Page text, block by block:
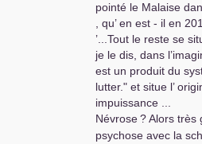
pointé le Malaise
, qu’ en est - il en
’...Tout le reste se
je le dis, dans
est un produit du
lutter." et situe l’
impuissance ...
Névrose? Alors très
psychose avec la